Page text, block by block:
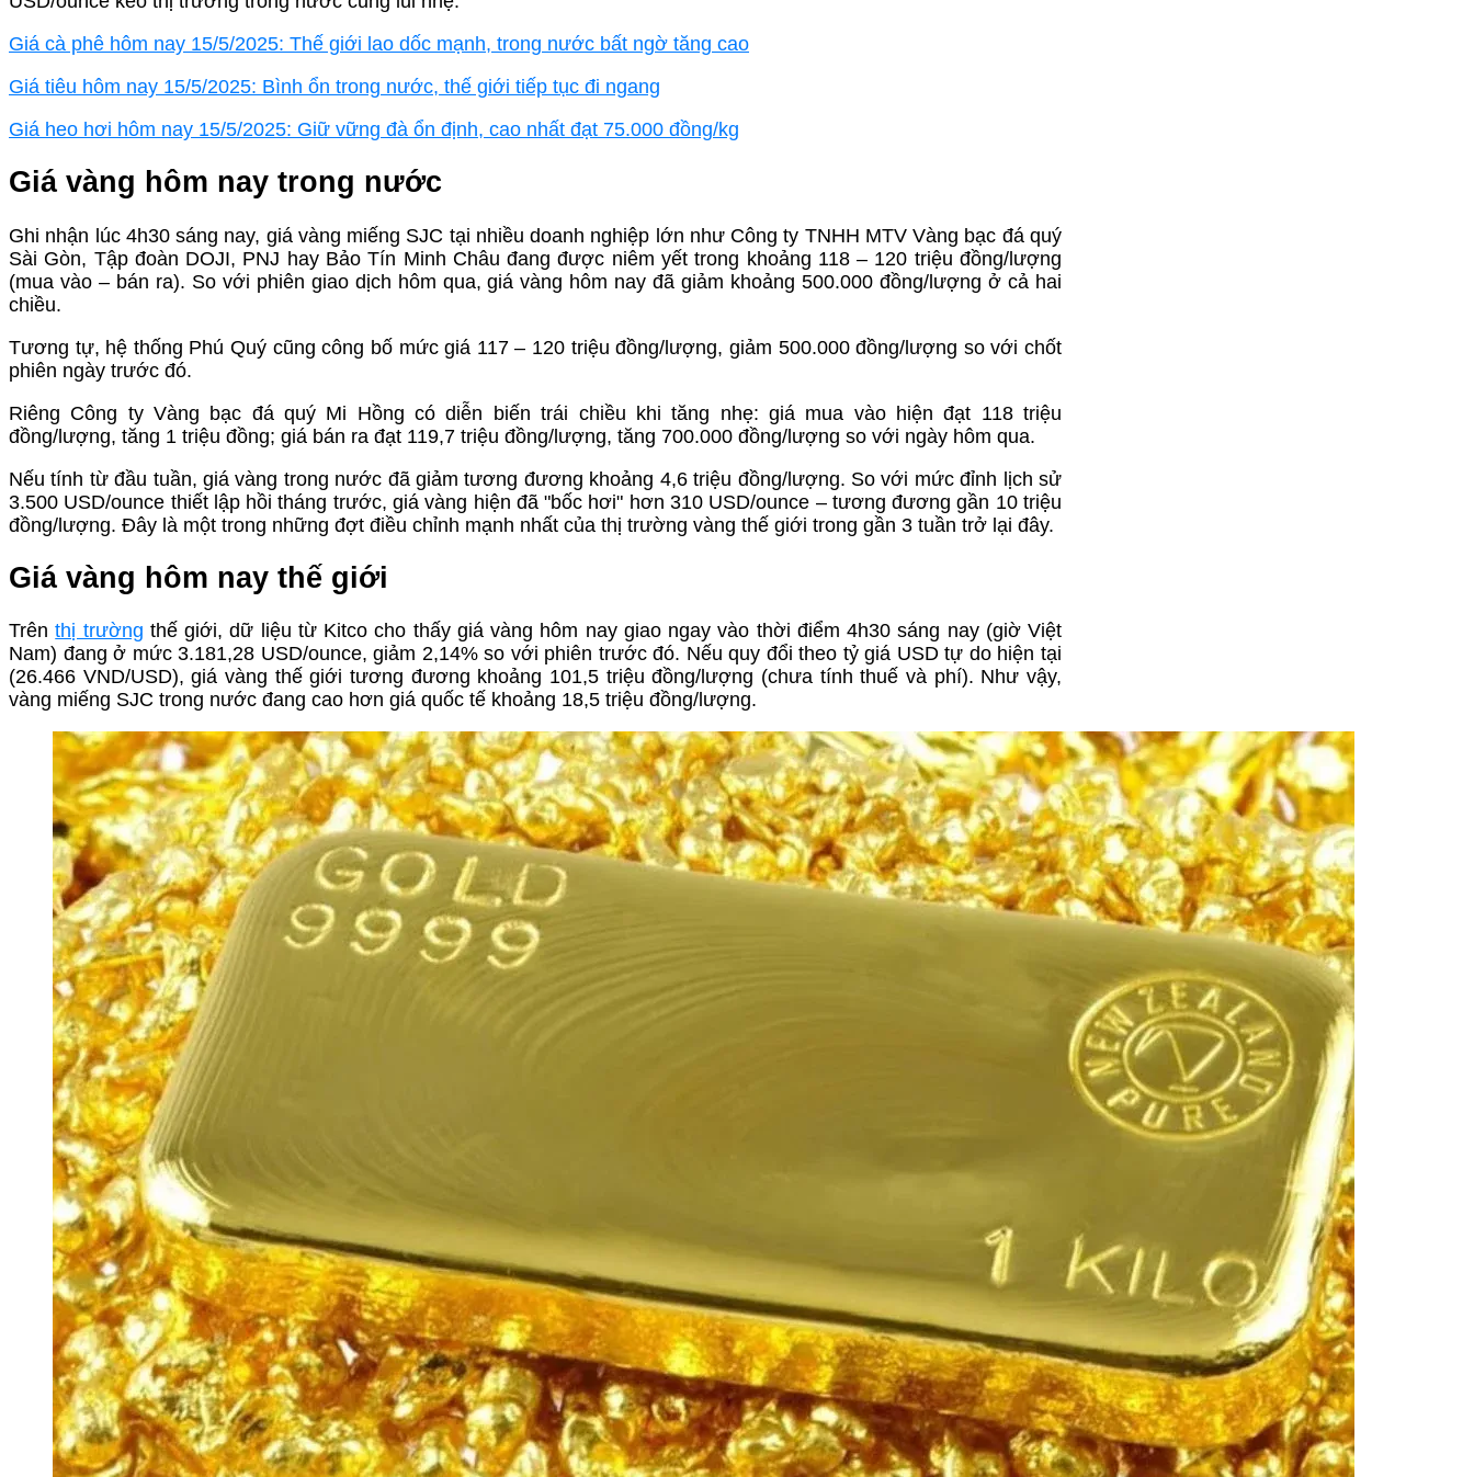
Giá cà phê hôm nay 15/5/2025: Thế giới lao dốc mạnh, trong nước bất ngờ tăng cao
Giá tiêu hôm nay 15/5/2025: Bình ổn trong nước, thế giới tiếp tục đi ngang
Giá heo hơi hôm nay 15/5/2025: Giữ vững đà ổn định, cao nhất đạt 75.000 đồng/kg
Giá vàng hôm nay trong nước
Ghi nhận lúc 4h30 sáng nay, giá vàng miếng SJC tại nhiều doanh nghiệp lớn như Công ty TNHH MTV Vàng bạc đá quý
Sài Gòn, Tập đoàn DOJI, PNJ hay Bảo Tín Minh Châu đang được niêm yết trong khoảng 118 – 120 triệu đồng/lượng
(mua vào – bán ra). So với phiên giao dịch hôm qua, giá vàng hôm nay đã giảm khoảng 500.000 đồng/lượng ở cả hai
chiều.
Tương tự, hệ thống Phú Quý cũng công bố mức giá 117 – 120 triệu đồng/lượng, giảm 500.000 đồng/lượng so với chốt
phiên ngày trước đó.
Riêng Công ty Vàng bạc đá quý Mi Hồng có diễn biến trái chiều khi tăng nhẹ: giá mua vào hiện đạt 118 triệu
đồng/lượng, tăng 1 triệu đồng; giá bán ra đạt 119,7 triệu đồng/lượng, tăng 700.000 đồng/lượng so với ngày hôm qua.
Nếu tính từ đầu tuần, giá vàng trong nước đã giảm tương đương khoảng 4,6 triệu đồng/lượng. So với mức đỉnh lịch sử
3.500 USD/ounce thiết lập hồi tháng trước, giá vàng hiện đã "bốc hơi" hơn 310 USD/ounce – tương đương gần 10 triệu
đồng/lượng. Đây là một trong những đợt điều chỉnh mạnh nhất của thị trường vàng thế giới trong gần 3 tuần trở lại đây.
Giá vàng hôm nay thế giới
Trênthị trường thế giới, dữ liệu từ Kitco cho thấy giá vàng hôm nay giao ngay vào thời điểm 4h30 sáng nay (giờ Việt
Nam) đang ở mức 3.181,28 USD/ounce, giảm 2,14% so với phiên trước đó. Nếu quy đổi theo tỷ giá USD tự do hiện tại
(26.466 VND/USD), giá vàng thế giới tương đương khoảng 101,5 triệu đồng/lượng (chưa tính thuế và phí). Như vậy,
vàng miếng SJC trong nước đang cao hơn giá quốc tế khoảng 18,5 triệu đồng/lượng.